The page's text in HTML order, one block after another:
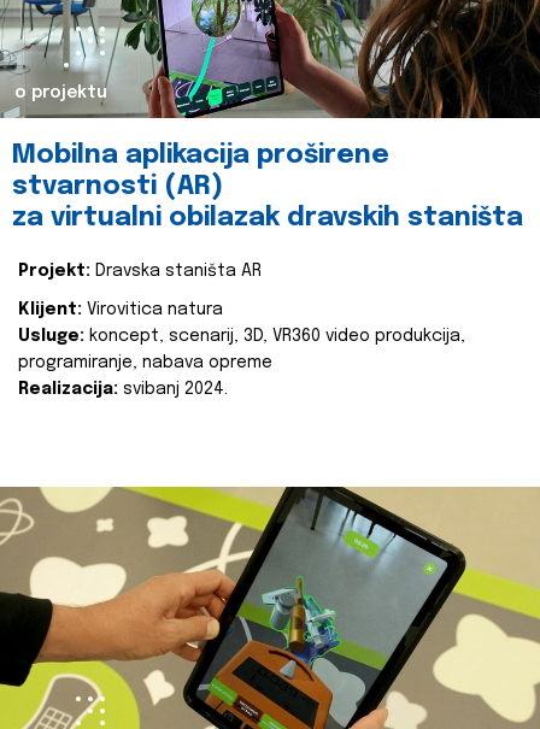
o projektu
Mobilna aplikacija proširene
stvarnosti (AR)
za virtualni obilazak dravskih staništa
Projekt: Dravska staništa AR
Klijent: Virovitica natura
Usluge: koncept, scenarij, 3D, VR360 video produkcija,
programiranje, nabava opreme
Realizacija: svibanj 2024.